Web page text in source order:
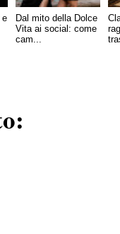
e
Dal mito della Dolce
Vita ai social: come
cam...